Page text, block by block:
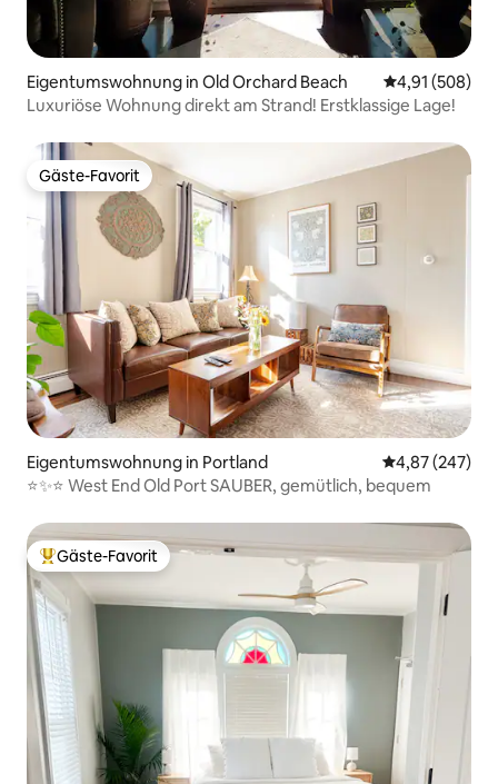
Eigentumswohnung in Old Orchard Beach
4,91 (508)
Luxuriöse Wohnung direkt am Strand! Erstklassige Lage!
Gäste-Favorit
Gäste-Favorit
Eigentumswohnung in Portland
4,87 (247)
⭐️✨⭐️ West End Old Port SAUBER, gemütlich, bequem
Beliebter Gäste-Favorit.
Gäste-Favorit